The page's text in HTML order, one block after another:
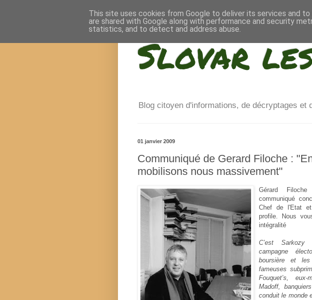
Slovar
Blog citoyen d'informations, de décryptages et
01 janvier 2009
Communiqué de Gerard Filoche :
mobilisons nous massivement"
Gérard
communiqué
Chef de l'Etat
profile. Nous
intégralité
C’est
campagne
boursière et
fameuses
Fouquet’s,
Madoff,
conduit le monde
This site uses cookies from Google to deliver its services and
are shared with Google along with performance and security
statistics, and to detect and address abuse.